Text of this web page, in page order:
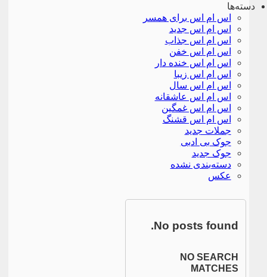
دسته‌ها
اس ام اس برای همسر
اس ام اس جدید
اس ام اس جذاب
اس ام اس خفن
اس ام اس خنده دار
اس ام اس زیبا
اس ام اس سال
اس ام اس عاشقانه
اس ام اس غمگین
اس ام اس قشنگ
جملات جدید
جوک بی ادبی
جوک جدید
دسته‌بندی نشده
عکس
No posts found.
NO SEARCH
MATCHES